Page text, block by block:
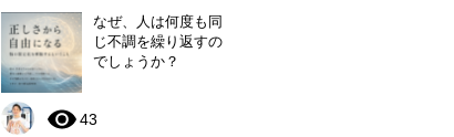
なぜ、人は何度も同
じ不調を繰り返すの
でしょうか？
43